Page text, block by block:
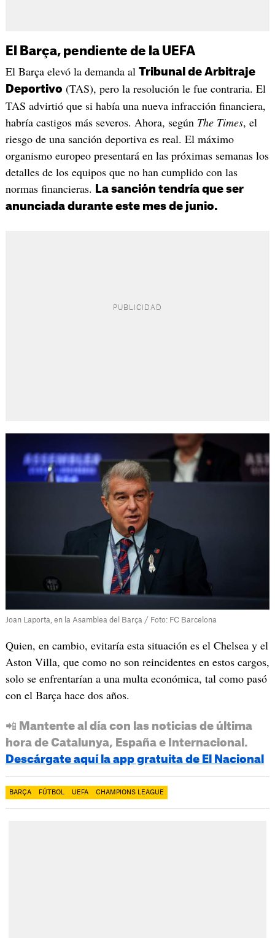
El Barça, pendiente de la UEFA
El Barça elevó la demanda al Tribunal de Arbitraje
Deportivo (TAS), pero la resolución le fue contraria. El
TAS advirtió que si había una nueva infracción financiera,
habría castigos más severos. Ahora, según The Times, el
riesgo de una sanción deportiva es real. El máximo
organismo europeo presentará en las próximas semanas los
detalles de los equipos que no han cumplido con las
normas financieras.
La sanción tendría que ser
anunciada durante este mes de junio.
Joan Laporta, en la Asamblea del Barça / Foto: FC Barcelona
Quien, en cambio, evitaría esta situación es el Chelsea y el
Aston Villa, que como no son reincidentes en estos cargos,
solo se enfrentarían a una multa económica, tal como pasó
con el Barça hace dos años.
📲 Mantente al día con las noticias de última
hora de Catalunya, España e Internacional.
Descárgate aquí la app gratuita de El Nacional
BARÇA FÚTBOL UEFA CHAMPIONS LEAGUE